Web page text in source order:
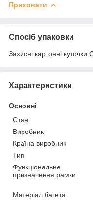
Приховати
Спосіб упаковки
Захисні картонні куточки
Характеристики
Основні
Стан
Виробник
Країна виробник
Тип
Функціональне
призначення рамки
Матеріал багета